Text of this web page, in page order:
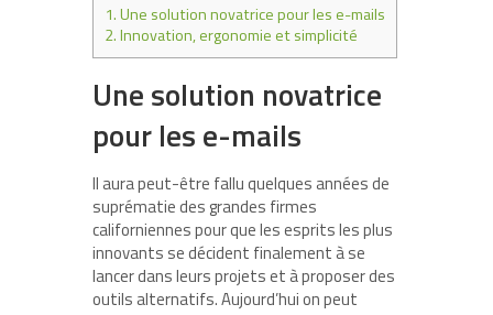
1.Une solution novatrice pour les e-mails
2.Innovation, ergonomie et simplicité
Une solution novatrice
pour les e-mails
Il aura peut-être fallu quelques années de
suprématie des grandes firmes
californiennes pour que les esprits les plus
innovants se décident finalement à se
lancer dans leurs projets et à proposer des
outils alternatifs. Aujourd’hui on peut